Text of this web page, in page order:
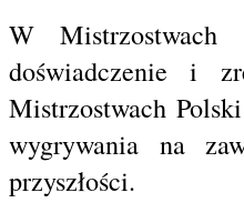
W
doświadczenie i
Mistrzostwach
wygrywania na
przyszłości.